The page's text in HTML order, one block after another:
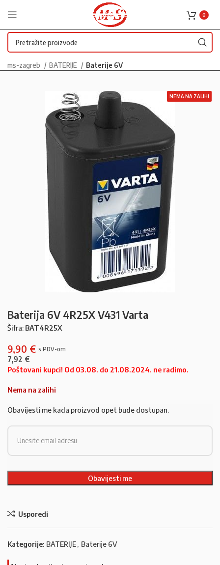
0
ms-zagreb BATERIJE Baterije 6V
NEMA NA ZALIHI
Baterija 6V 4R25X V431 Varta
Šifra: BAT4R25X
9,90 €
7,92 €
Poštovani kupci! Od 03.08. do 21.08.2024. ne radimo.
Nema na zalihi
Obavijesti me kada proizvod opet bude dostupan.
Usporedi
Kategorije: BATERIJE, Baterije 6V